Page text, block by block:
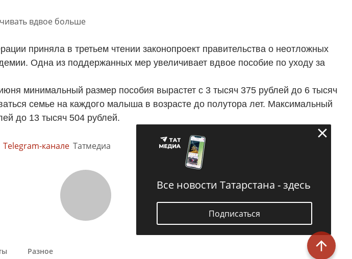
приняла в третьем чтении законопроект правительства о неотложных
Одна из поддержанных мер увеличивает вдвое пособие по уходу за
минимальный размер пособия вырастет с 3 тысяч 375 рублей до 6 тысяч
семье на каждого малыша в возрасте до полутора лет. Максимальный
до 13 тысяч 504 рублей.
Telegram-канале Татмедиа
Все новости Татарстана - здесь
Подписаться
Разное